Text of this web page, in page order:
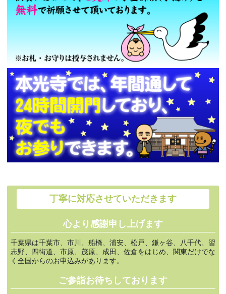
丁寧に対応させていただきます
心より感謝申し上げます
千葉県は千葉市、市川、船橋、浦安、松戸、鎌ヶ谷、八千代、習
志野、四街道、市原、茂原、成田、佐倉をはじめ、関東だけでな
く全国からのお申込みがあります。
ご参詣お待ちしております